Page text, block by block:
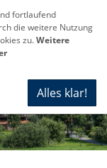
fortlaufend
die weitere Nutzung
zu.Weitere
Alles klar!